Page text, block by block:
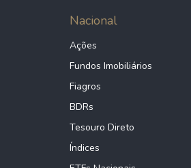
Nacional
Ações
Fundos Imobiliários
Fiagros
BDRs
Tesouro Direto
Índices